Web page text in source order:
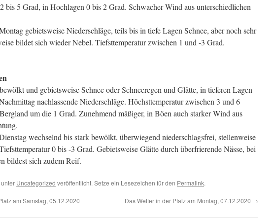
bis 5 Grad, in Hochlagen 0 bis 2 Grad. Schwacher Wind aus unterschiedlichen
gebietsweise Niederschläge, teils bis in tiefe Lagen Schnee, aber noch sehr
bildet sich wieder Nebel. Tiefsttemperatur zwischen 1 und -3 Grad.
und gebietsweise Schnee oder Schneeregen und Glätte, in tieferen Lagen
nachlassende Niederschläge. Höchsttemperatur zwischen 3 und 6
um die 1 Grad. Zunehmend mäßiger, in Böen auch starker Wind aus
wechselnd bis stark bewölkt, überwiegend niederschlagsfrei, stellenweise
0 bis -3 Grad. Gebietsweise Glätte durch überfrierende Nässe, bei
bildest sich zudem Reif.
Uncategorized veröffentlicht. Setze ein Lesezeichen für den Permalink.
am Samstag, 05.12.2020 Das Wetter in der Pfalz am Montag, 07.12.2020 →